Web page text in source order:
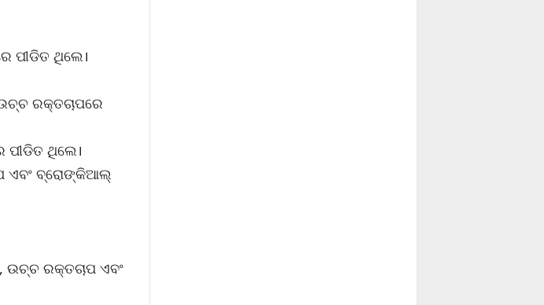
ପୀଡିତ ଥିଲେ।
ରକ୍ତଚାପରେ
ଥିଲେ।
ଏବଂ ବ୍ରୋଙ୍କିଆଲ୍
ଉଚ୍ଚ ରକ୍ତଚାପ ଏବଂ